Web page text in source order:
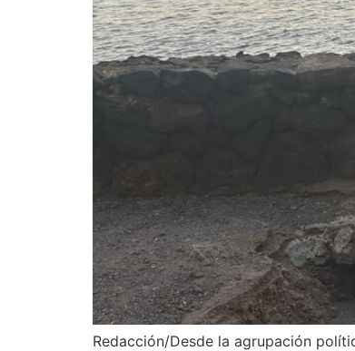
Redacción/Desde la agrupación